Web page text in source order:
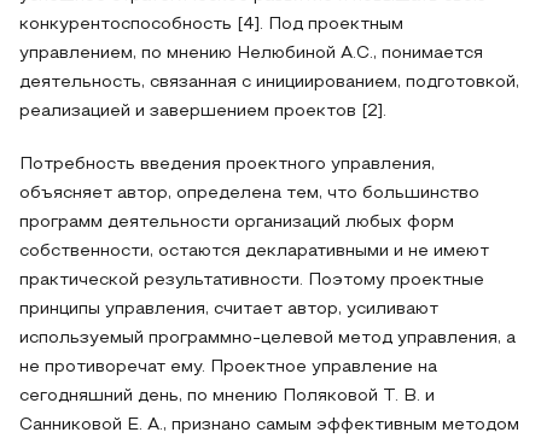
конкурентоспособность [4]. Под проектным
управлением, по мнению Нелюбиной А.С., понимается
деятельность, связанная с инициированием, подготовкой,
реализацией и завершением проектов [2].
Потребность введения проектного управления,
объясняет автор, определена тем, что большинство
программ деятельности организаций любых форм
собственности, остаются декларативными и не имеют
практической результативности. Поэтому проектные
принципы управления, считает автор, усиливают
используемый программно-целевой метод управления, а
не противоречат ему. Проектное управление на
сегодняшний день, по мнению Поляковой Т. В. и
Санниковой Е. А., признано самым эффективным методом